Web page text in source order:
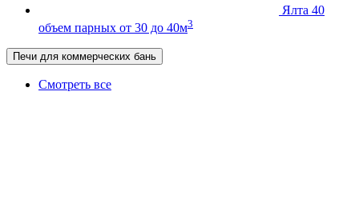
Ялта 40
объем парных от 30 до 40м3
Печи для коммерческих бань
Смотреть все